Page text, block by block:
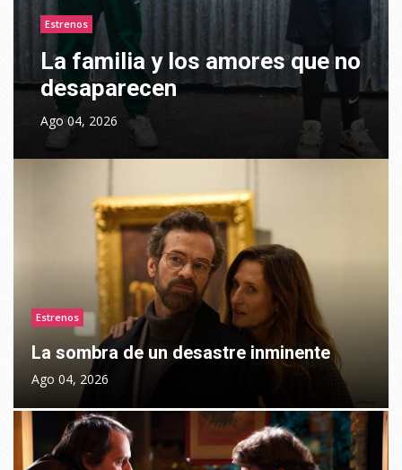
Estrenos
La familia y los amores que no
desaparecen
Ago 04, 2026
Estrenos
La sombra de un desastre inminente
Ago 04, 2026